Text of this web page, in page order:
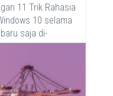
11 Trik Rahasia
10 selama
saja di-